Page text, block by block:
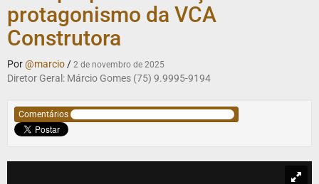
protagonismo da VCA
Construtora
Por@marcio / 2 de novembro de 2025
Diretor Geral: Márcio Gomes (75) 9.9995-9194
Comentários